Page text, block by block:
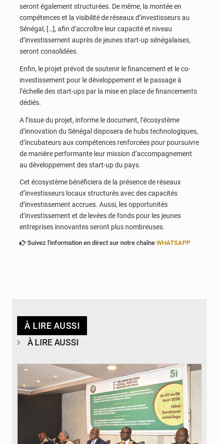
seront également structurées. De même, la montée en
compétences et la visibilité de réseaux d’investisseurs au
Sénégal, […], afin d’accroître leur capacité et niveau
d’investissement auprès de jeunes start-up sénégalaises,
seront consolidées.
Enfin, le projet prévoit de soutenir le financement et le co-
investissement pour le développement et le passage à
l’échelle des start-ups par la mise en place de financements
dédiés.
A l’issue du projet, informe le document, l’écosystème
d’innovation du Sénégal disposera de hubs technologiques,
d’incubateurs aux compétences renforcées pour poursuivre
de manière performante leur mission d’accompagnement
au développement des start-up du pays.
Cet écosystème bénéficiera de la présence de réseaux
d’investisseurs locaux structurés avec des capacités
d’investissement accrues. Aussi, les opportunités
d’investissement et de levées de fonds pour les jeunes
entreprises innovantes seront plus nombreuses.
Suivez l'information en direct sur notre chaîne WHATSAPP
À LIRE AUSSI
À LIRE AUSSI